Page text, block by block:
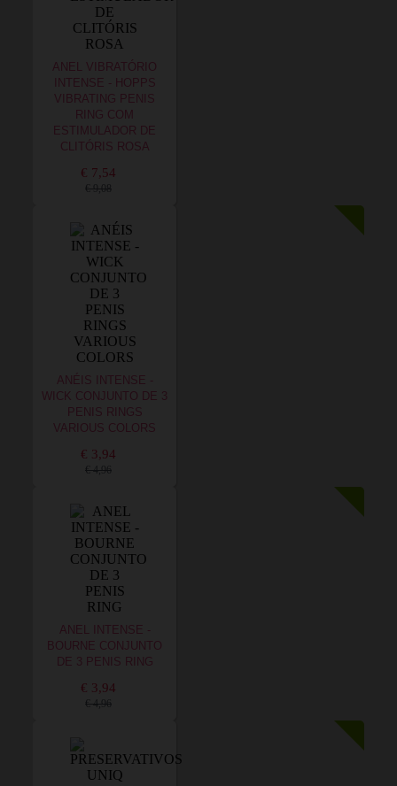
ANEL VIBRATÓRIO
INTENSE - HOPPS
VIBRATING PENIS
RING COM
ESTIMULADOR DE
CLITÓRIS ROSA
€ 7,54
€ 9,08
ANÉIS INTENSE -
WICK CONJUNTO DE 3
PENIS RINGS
VARIOUS COLORS
€ 3,94
€ 4,96
ANEL INTENSE -
BOURNE CONJUNTO
DE 3 PENIS RING
€ 3,94
€ 4,96